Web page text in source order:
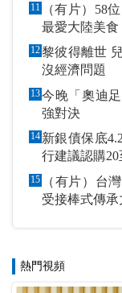
11
（有片）58
最愛大陸美食
12黎彼得離世 兒子開記
沒經濟問題
13今晚「奧迪
強對決
14 新銀債保底4.25厘歷來
行建議認購20
15
（有片）台
受接棒式傳承
熱門視頻